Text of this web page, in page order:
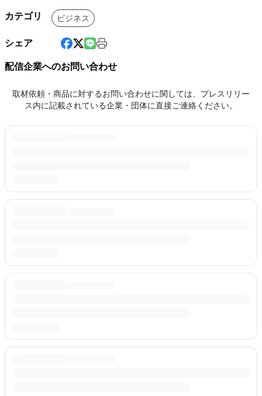
カテゴリ ビジネス
シェア
配信企業へのお問い合わせ
取材依頼・商品に対するお問い合わせに関しては、プレスリリー
ス内に記載されている企業・団体に直接ご連絡ください。